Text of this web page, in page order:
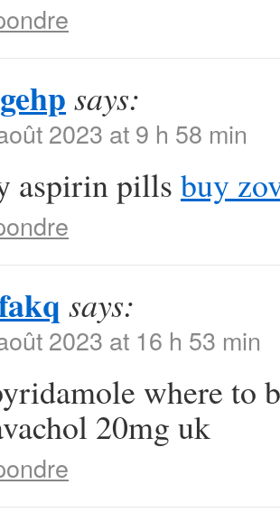
says:
2023 at 9 h 58 min
aspirin pills buy
says:
2023 at 16 h 53 min
where to
20mg uk